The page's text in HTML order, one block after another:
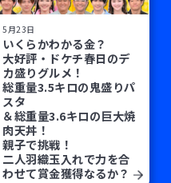
5月23日
いくらかわかる金？
大好評・ドケチ春日のデ
カ盛りグルメ！
総重量3.5キロの鬼盛りパ
スタ
＆総重量3.6キロの巨大焼
肉天丼！
親子で挑戦！
二人羽織玉入れで力を合
わせて賞金獲得なるか？